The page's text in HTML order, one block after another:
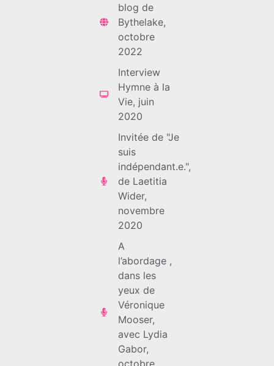
blog de
Bythelake,
octobre
2022
Interview
Hymne à la
Vie, juin
2020
Invitée de "Je
suis
indépendant.e.",
de Laetitia
Wider,
novembre
2020
A
l’abordage ,
dans les
yeux de
Véronique
Mooser,
avec Lydia
Gabor,
octobre